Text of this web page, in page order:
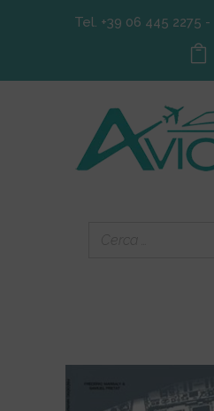
Tel. +39 06 445 2275 -